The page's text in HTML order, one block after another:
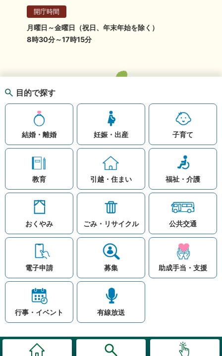
知りたい情報を検索
注目ワード
公共交通
入札
高齢者福祉 補助金
目的で探す
結婚・離婚 妊娠・出産 子育て
教育 引越・住まい 福祉・介護
おくやみ ごみ・リサイクル 公共交通
電子申請 募集 助成手当・支援
行事・イベント 有線放送
開庁時間
月曜日～金曜日（祝日、年末年始を除く）
8時30分～17時15分
お問い合わせ
リンク集
このホームページ
著作権と免責事項につ
プライバシーポリシー
© Village Hara